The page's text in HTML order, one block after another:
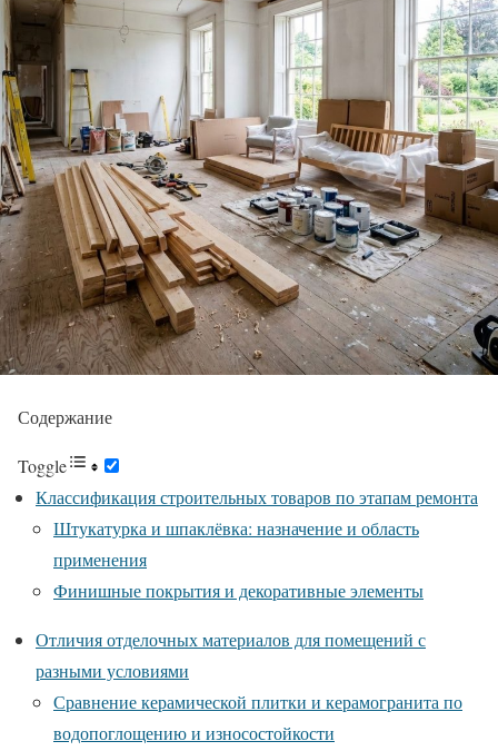
Содержание
Toggle
Классификация строительных товаров по этапам ремонта
Штукатурка и шпаклёвка: назначение и область
применения
Финишные покрытия и декоративные элементы
Отличия отделочных материалов для помещений с
разными условиями
Сравнение керамической плитки и керамогранита по
водопоглощению и износостойкости